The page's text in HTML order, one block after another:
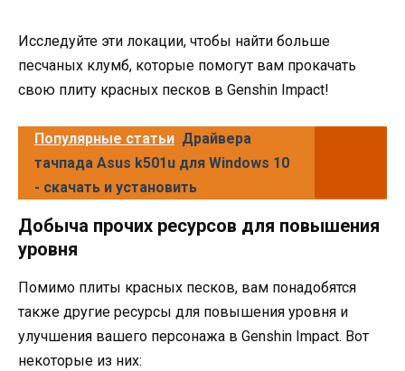
Исследуйте эти локации, чтобы найти больше
песчаных клумб, которые помогут вам прокачать
свою плиту красных песков в Genshin Impact!
Популярные статьи Драйвера
тачпада Asus k501u для Windows 10
- скачать и установить
Добыча прочих ресурсов для повышения
уровня
Помимо плиты красных песков, вам понадобятся
также другие ресурсы для повышения уровня и
улучшения вашего персонажа в Genshin Impact. Вот
некоторые из них: